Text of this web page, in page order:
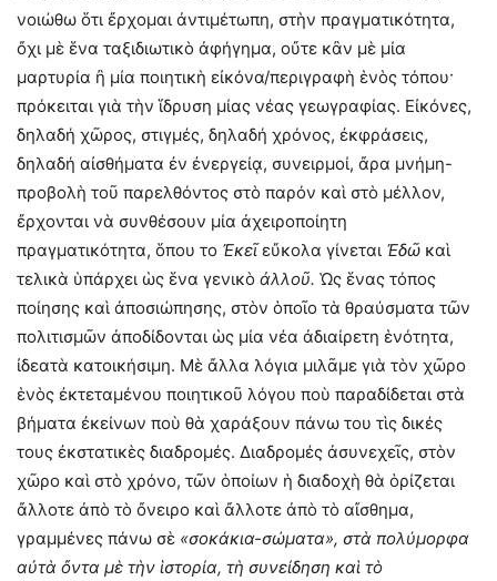
νοιώθω ὅτι ἔρχομαι ἀντιμέτωπη, στὴν πραγματικότητα,
ὄχι μὲ ἕνα ταξιδιωτικὸ ἀφήγημα, οὔτε κἂν μὲ μία
μαρτυρία ἢ μία ποιητικὴ εἰκόνα/περιγραφὴ ἑνὸς τόπου·
πρόκειται γιὰ τὴν ἵδρυση μίας νέας γεωγραφίας. Εἰκόνες,
δηλαδή χῶρος, στιγμές, δηλαδή χρόνος, ἐκφράσεις,
δηλαδή αἰσθήματα ἐν ἐνεργείᾳ, συνειρμοί, ἄρα μνήμη-
προβολὴ τοῦ παρελθόντος στὸ παρόν καὶ στὸ μέλλον,
ἔρχονται νὰ συνθέσουν μία ἀχειροποίητη
πραγματικότητα, ὅπου το Ἐκεῖεὔκολα γίνεται Ἐδῶ καὶ
τελικὰ ὑπάρχει ὡς ἕνα γενικὸ ἀλλοῦ. Ὡς ἕνας τόπος
ποίησης καὶ ἀποσιώπησης, στὸν ὁποῖο τὰ θραύσματα τῶν
πολιτισμῶν ἀποδίδονται ὡς μία νέα ἀδιαίρετη ἑνότητα,
ἰδεατὰ κατοικήσιμη. Μὲ ἄλλα λόγια μιλᾶμε γιὰ τὸν χῶρο
ἑνὸς ἐκτεταμένου ποιητικοῦ λόγου ποὺ παραδίδεται στὰ
βήματα ἐκείνων ποὺ θὰ χαράξουν πάνω του τὶς δικές
τους ἐκστατικὲς διαδρομές. Διαδρομές ἀσυνεχεῖς, στὸν
χῶρο καὶ στὸ χρόνο, τῶν ὁποίων ἡ διαδοχὴ θὰ ὁρίζεται
ἄλλοτε ἀπὸ τὸ ὄνειρο καὶ ἄλλοτε ἀπὸ τὸ αἴσθημα,
γραμμένες πάνω σὲ «σοκάκια-σώματα», στὰ πολύμορφα
αὐτὰ ὄντα μὲ τὴν ἱστορία, τὴ συνείδηση καὶ τὸ